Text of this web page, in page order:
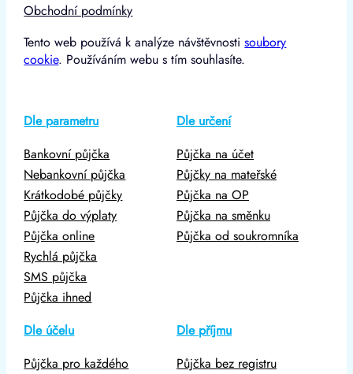
Obchodní podmínky
Tento web používá k analýze návštěvnostisoubory
cookie. Používáním webu s tím souhlasíte.
Dle parametru
Bankovní půjčka
Nebankovní půjčka
Krátkodobé půjčky
Půjčka do výplaty
Půjčka online
Rychlá půjčka
SMS půjčka
Půjčka ihned
Dle určení
Půjčka na účet
Půjčky na mateřské
Půjčka na OP
Půjčka na směnku
Půjčka od soukromníka
Dle účelu
Půjčka pro každého
Dle příjmu
Půjčka bez registru